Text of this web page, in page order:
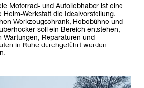
Motorrad- und Autoliebhaber ist eine
Heim-Werkstatt die Idealvorstellung.
Werkzeugschrank, Hebebühne und
soll ein Bereich entstehen,
Wartungen, Reparaturen und
in Ruhe durchgeführt werden